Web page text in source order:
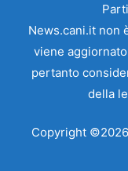
News.cani.it non
viene
pertanto
della
Copyright